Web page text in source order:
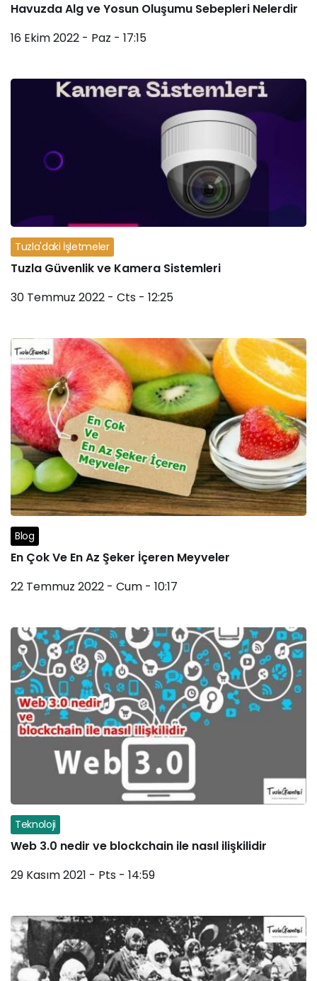
Havuzda Alg ve Yosun Oluşumu Sebepleri Nelerdir
16 Ekim 2022 - Paz - 17:15
Tuzla'daki İşletmeler
Tuzla Güvenlik ve Kamera Sistemleri
30 Temmuz 2022 - Cts - 12:25
Blog
En Çok Ve En Az Şeker İçeren Meyveler
22 Temmuz 2022 - Cum - 10:17
Teknoloji
Web 3.0 nedir ve blockchain ile nasıl ilişkilidir
29 Kasım 2021 - Pts - 14:59